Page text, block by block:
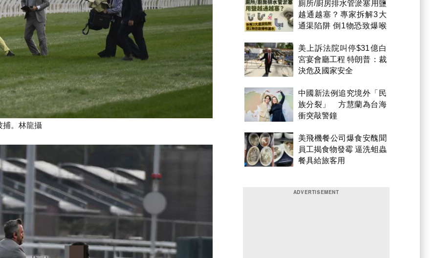
捕。林龍攝
廁所/廚房排水管淤塞用鹽
越通越塞？專家拆解3大
通渠陷阱 倒1物恐致爆喉
美上訴法院叫停$31億白
宮宴會廳工程 特朗普：裁
決危及國家安全
中國新法例追究境外「民
族分裂」 方慧蘭為台海
衝突敲警鐘
美飛機餐公司爆食安醜聞
員工揭食物發霉 逼洗蛆蟲
餐具給旅客用